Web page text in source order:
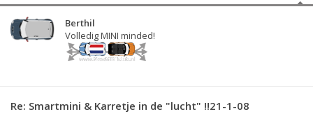
Berthil
Volledig MINI minded!
Re: Smartmini & Karretje in de "lucht" !!21-1-08